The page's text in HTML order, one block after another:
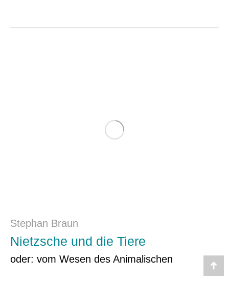
Stephan Braun
Nietzsche und die Tiere
oder: vom Wesen des Animalischen
Go